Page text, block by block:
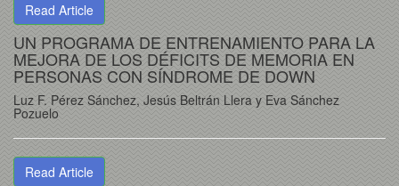
Read Article
UN PROGRAMA DE ENTRENAMIENTO PARA LA
MEJORA DE LOS DÉFICITS DE MEMORIA EN
PERSONAS CON SÍNDROME DE DOWN
Luz F. Pérez Sánchez, Jesús Beltrán Llera y Eva Sánchez
Pozuelo
Read Article